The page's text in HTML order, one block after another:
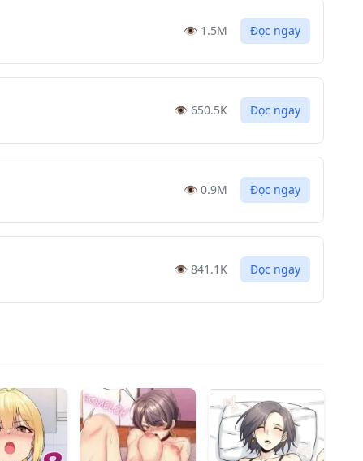
👁️ 1.5M Đọc ngay
👁️ 650.5K Đọc ngay
👁️ 0.9M Đọc ngay
👁️ 841.1K Đọc ngay
👁️780.4K Đọc ngay